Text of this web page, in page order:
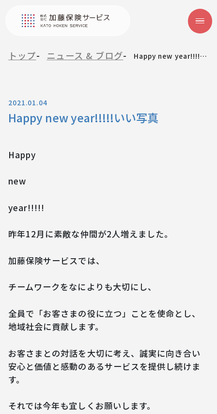
トップ ニュース & ブログ Happy new year!!!!!いい写真
2021.01.04
Happy new year!!!!!いい写真
Happy
new
year!!!!!
昨年12月に素敵な仲間が2人増えました。
加藤保険サービスでは、
チームワークをなによりも大切にし、
全員で「お客さまの役に立つ」ことを使命とし、
地域社会に貢献します。
お客さまとの対話を大切に考え、誠実に向き合い
安心と価値と感動のあるサービスを提供し続けま
す。
それでは今年も宜しくお願いします。